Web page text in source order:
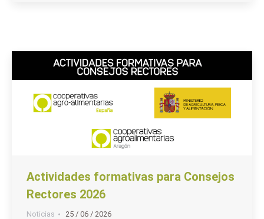
Actividades formativas para Consejos
Rectores 2026
Noticias 25 / 06 / 2026